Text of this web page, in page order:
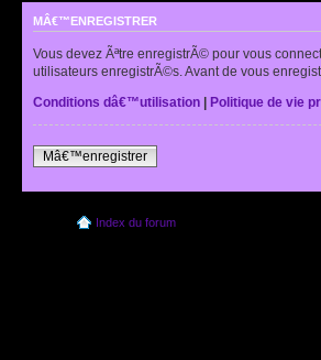
MÂ€™ENREGISTRER
Vous devez Ãªtre enregistrÃ© pour vous
utilisateurs enregistrÃ©s. Avant de vous
Conditions dâ€™utilisation
Politique de vie
Mâ€™enregistrer
Index du forum